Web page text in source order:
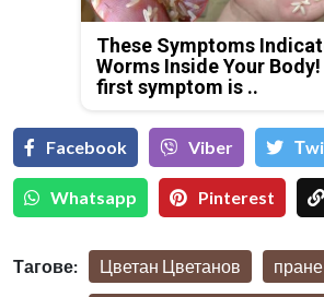
These Symptoms
Worms Inside Your
first symptom is ..
Facebook Viber
Whatsapp Pinterest
Тагове: Цветан Цветанов